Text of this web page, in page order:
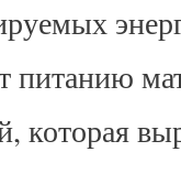
питанию
которая